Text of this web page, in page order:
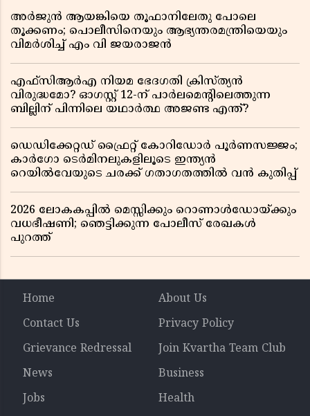
അർജുൻ ആയങ്കിയെ തൂഫാനിലേതു പോലെ
തൂക്കണം; പൊലീസിനെയും ആഭ്യന്തരമന്ത്രിയെയും
വിമർശിച്ച് എം വി ജയരാജൻ
എഫ്സിആർഎ നിയമ ഭേദഗതി ക്രിസ്ത്യൻ
വിരുദ്ധമോ? ഓഗസ്റ്റ് 12-ന് പാർലമെന്റിലെത്തുന്ന
ബില്ലിന് പിന്നിലെ യഥാർത്ഥ അജണ്ട എന്ത്?
ഡെഡിക്കേറ്റഡ് ഫ്രൈറ്റ് കോറിഡോർ പൂർണസജ്ജം;
കാർഗോ ടെർമിനലുകളിലൂടെ ഇന്ത്യൻ
റെയിൽവേയുടെ ചരക്ക് ഗതാഗതത്തിൽ വൻ കുതിപ്പ്
2026 ലോകകപ്പിൽ മെസ്സിക്കും റൊണാൾഡോയ്ക്കും
വധഭീഷണി; ഞെട്ടിക്കുന്ന പോലീസ് രേഖകൾ
പുറത്ത്
Home
About Us
Contact Us
Privacy Policy
Grievance Redressal
Join Kvartha Team Club
News
Business
Jobs
Health